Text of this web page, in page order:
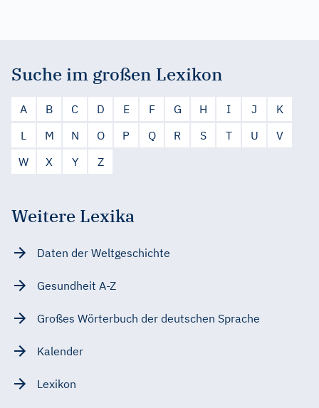
Suche im großen Lexikon
A B C D E F G H I J
K
L
M N O P Q R S T U
V
W
X Y Z
Weitere Lexika
Daten der Weltgeschichte
Gesundheit A-Z
Großes Wörterbuch der deutschen Sprache
Kalender
Lexikon